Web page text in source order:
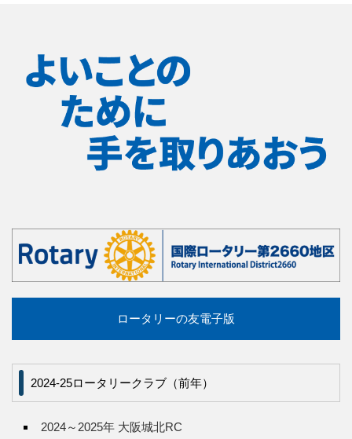
ロータリーの友電子版
2024-25ロータリークラブ（前年）
2024～2025年 大阪城北RC